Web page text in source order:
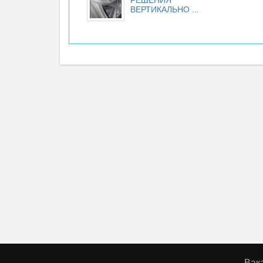
ВЕРТИКАЛЬНО ...